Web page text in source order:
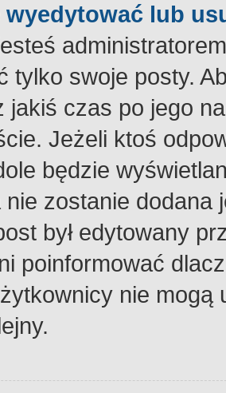
wyedytować lub
tylko swoje posty.
jakiś czas po jego
Jeżeli ktoś
będzie
zostanie dodana
był edytowany
poinformować
nie